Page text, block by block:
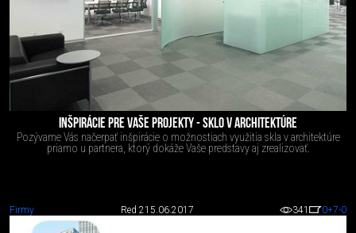
INŠPIRÁCIE PRE VAŠE PROJEKTY - SKLO V ARCHITEKTÚRE
Pozývame Vás načerpať inšpirácie o možnostiach využitia skla v architektúre
priamo u partnera, ktorý dokáže Vaše predstavy aj zrealizovať.
Firmy Red 215.06.2017 341 0+7-0